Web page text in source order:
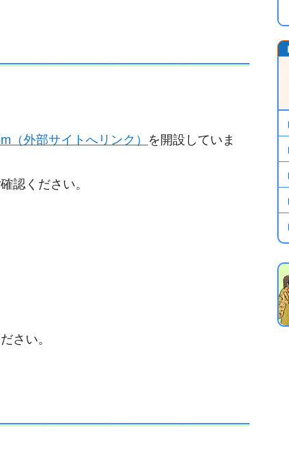
（外部サイトへリンク）
を開設していま
認ください。
さい。